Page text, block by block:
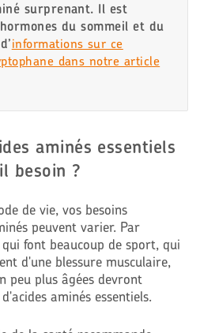
surprenant. Il est
du sommeil et du
informations sur ce
dans notre article
aminés essentiels
besoin ?
de vie, vos besoins
peuvent varier. Par
font beaucoup de sport, qui
d'une blessure musculaire,
peu plus âgées devront
aminés essentiels.